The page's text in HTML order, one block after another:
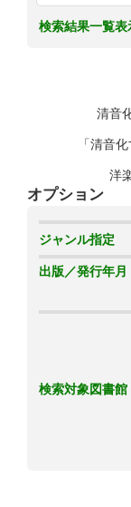
検索結果一覧表
清音
「清音
洋
オプション
ジャンル指定
出版／発行年月
検索対象図書館